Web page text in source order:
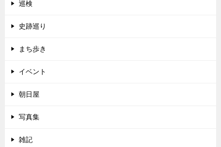
巡検
史跡巡り
まち歩き
イベント
朝日屋
写真集
雑記